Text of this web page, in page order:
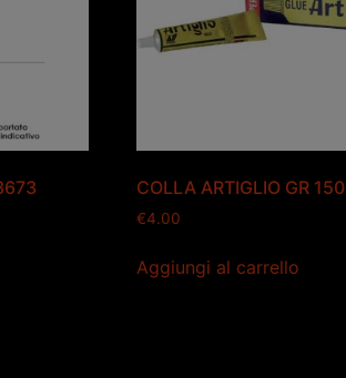
COLLA ARTIGLIO GR 150
€4.00
Aggiungi al carrello